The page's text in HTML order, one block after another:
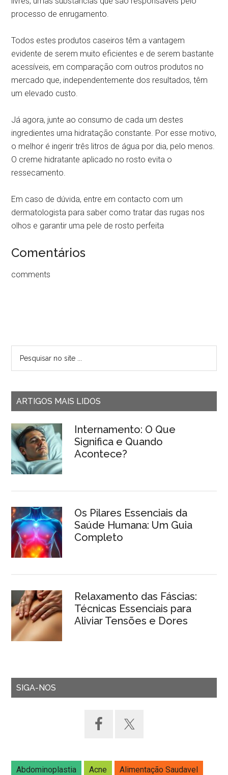
processo de enrugamento.
Todos estes produtos caseiros têm a vantagem
evidente de serem muito eficientes e de serem bastante
acessíveis, em comparação com outros produtos no
mercado que, independentemente dos resultados, têm
um elevado custo.
Já agora, junte ao consumo de cada um destes
ingredientes uma hidratação constante. Por esse motivo,
o melhor é ingerir três litros de água por dia, pelo menos.
O creme hidratante aplicado no rosto evita o
ressecamento.
Em caso de dúvida, entre em contacto com um
dermatologista para saber como tratar das rugas nos
olhos e garantir uma pele de rosto perfeita
Comentários
comments
ARTIGOS MAIS LIDOS
Internamento: O Que
Significa e Quando
Acontece?
Os Pilares Essenciais da
Saúde Humana: Um Guia
Completo
Relaxamento das Fáscias:
Técnicas Essenciais para
Aliviar Tensões e Dores
SIGA-NOS
Abdominoplastia Acne Alimentação Saudavel